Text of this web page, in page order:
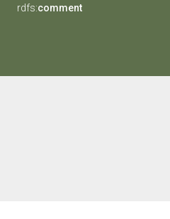
rdfs:comment